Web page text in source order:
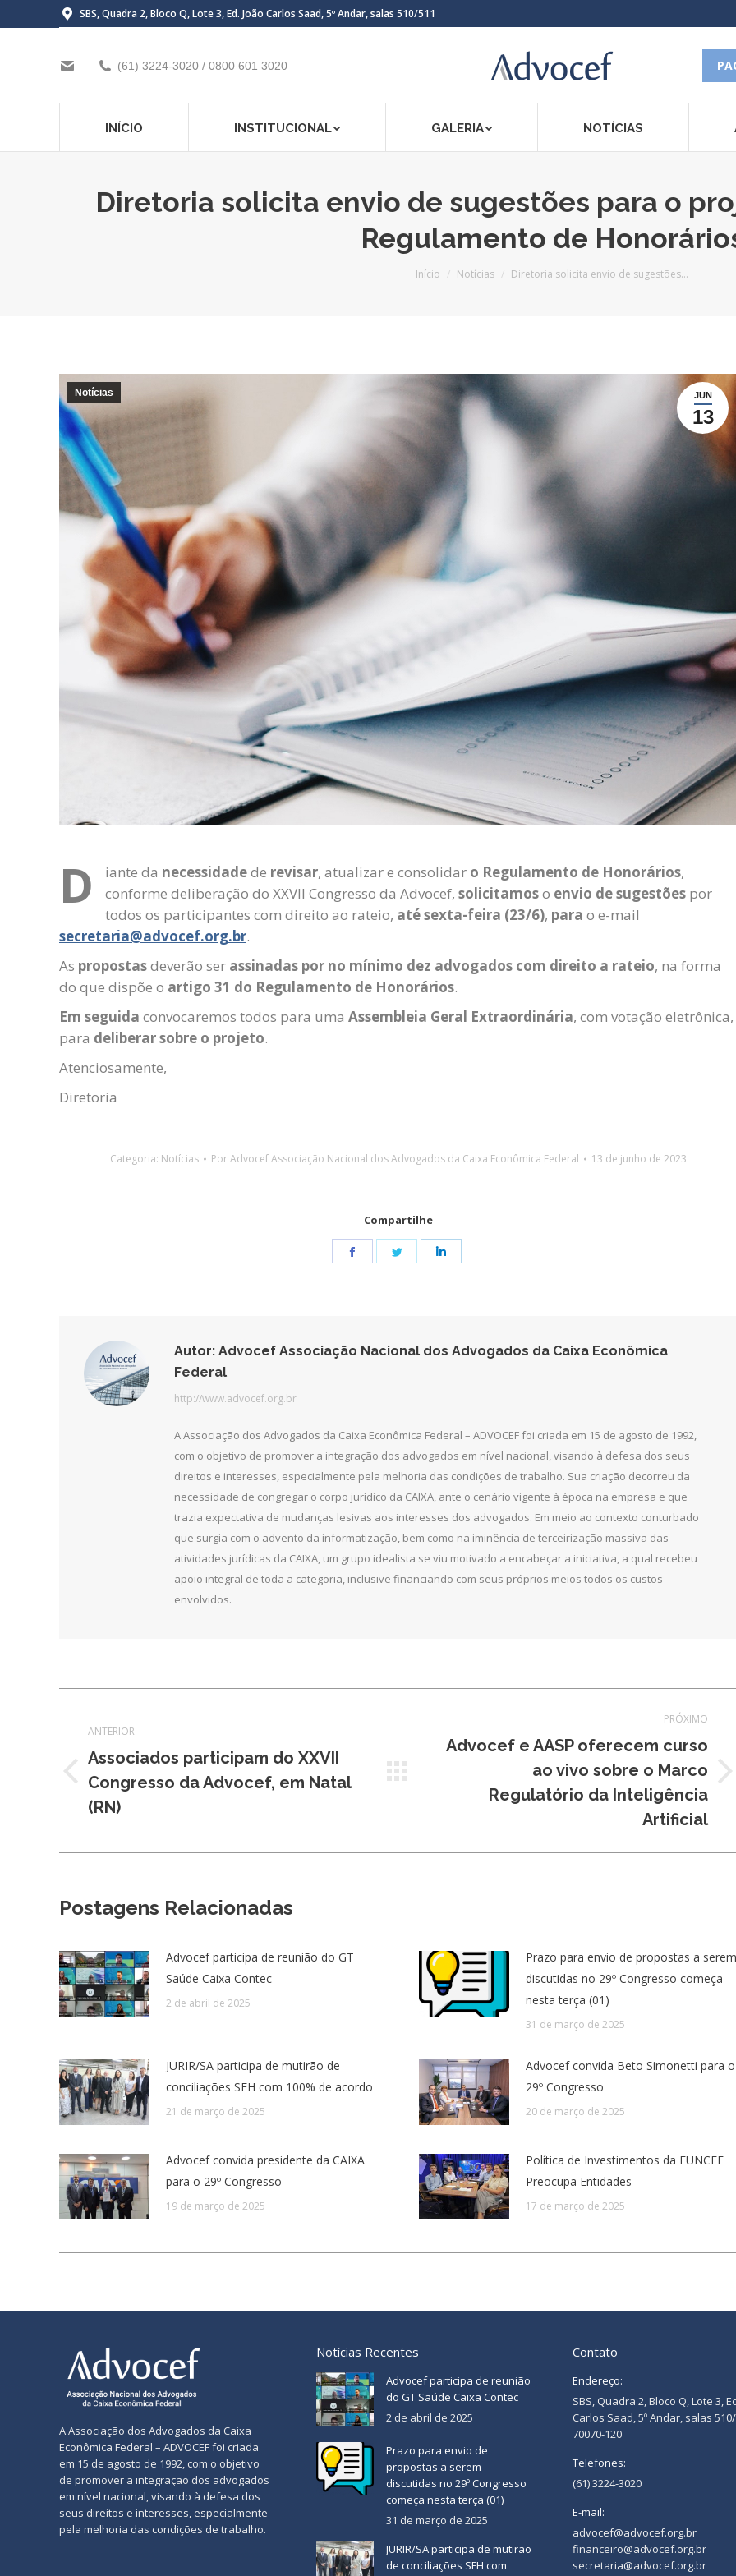
SBS, Quadra 2, Bloco Q, Lote 3, Ed. João Carlos Saad, 5º Andar, salas 510/511
(61) 3224-3020 / 0800 601 3020
INÍCIO INSTITUCIONAL GALERIA NOTÍCIAS
Diretoria solicita envio de sugestões para o
Regulamento de
Você está aqui:
Início Notícias Diretoria solicita envio de sugestões…
JUN
13
Notícias
D iante da necessidadede revisar, atualizar e consolidar o Regulamento de Honorários,
conforme deliberação do XXVII Congresso da Advocef,solicitamoso envio de sugestões por
todos os participantes com direito ao rateio, até sexta-feira (23/6), parao e-mail
secretaria@advocef.org.br.
As propostasdeverão ser assinadas por no mínimo dez advogados com direito a rateio, na forma
do que dispõe o artigo 31 do Regulamento de Honorários.
Em seguida convocaremos todos para uma Assembleia Geral Extraordinária, com votação eletrônica,
para deliberar sobre o projeto.
Atenciosamente,
Diretoria
Categoria: Notícias PorAdvocef Associação Nacional dos Advogados da Caixa Econômica Federal 13 de junho de 2023
Compartilhe
Share Share
Autor: Advocef Associação Nacional dos Advogados da Caixa Econômica
Federal
http://www.advocef.org.br
A Associação dos Advogados da Caixa Econômica Federal – ADVOCEF foi criada em 15 de agosto de 1992,
com o objetivo de promover a integração dos advogados em nível nacional, visando à defesa dos seus
direitos e interesses, especialmente pela melhoria das condições de trabalho. Sua criação decorreu da
necessidade de congregar o corpo jurídico da CAIXA, ante o cenário vigente à época na empresa e que
trazia expectativa de mudanças lesivas aos interesses dos advogados. Em meio ao contexto conturbado
que surgia com o advento da informatização, bem como na iminência de terceirização massiva das
atividades jurídicas da CAIXA, um grupo idealista se viu motivado a encabeçar a iniciativa, a qual recebeu
apoio integral de toda a categoria, inclusive financiando com seus próprios meios todos os custos
envolvidos.
de
post:
ANTERIOR
Post
anterior:
Associados participam do XXVII
Congresso da Advocef, em Natal
(RN)
PRÓXIMO
Advocef e AASP oferecem curso
ao vivo sobre o Marco
Regulatório da Inteligência
Artificial
Postagens Relacionadas
Advocef participa de reunião do GT
Saúde Caixa Contec
2 de abril de 2025
Prazo para envio de propostas a serem
discutidas no 29º Congresso começa
nesta terça (01)
31 de março de 2025
JURIR/SA participa de mutirão de
conciliações SFH com 100% de acordo
21 de março de 2025
Advocef convida Beto Simonetti para o
29º Congresso
20 de março de 2025
Advocef convida presidente da CAIXA
para o 29º Congresso
19 de março de 2025
Política de Investimentos da FUNCEF
Preocupa Entidades
17 de março de 2025
A Associação dos Advogados da Caixa
Econômica Federal – ADVOCEF foi criada
em 15 de agosto de 1992, com o objetivo
de promover a integração dos advogados
em nível nacional, visando à defesa dos
seus direitos e interesses, especialmente
pela melhoria das condições de trabalho.
Notícias Recentes
Advocef participa de reunião
do GT Saúde Caixa Contec
2 de abril de 2025
Prazo para envio de
propostas a serem
discutidas no 29º Congresso
começa nesta terça (01)
31 de março de 2025
JURIR/SA participa de mutirão
de conciliações SFH com
Contato
Endereço:
SBS, Quadra 2, Bloco Q, Lote 3,
Carlos Saad, 5º Andar, salas 510/
70070-120
Telefones:
(61) 3224-3020
E-mail:
advocef@advocef.org.br
financeiro@advocef.org.br
secretaria@advocef.org.br